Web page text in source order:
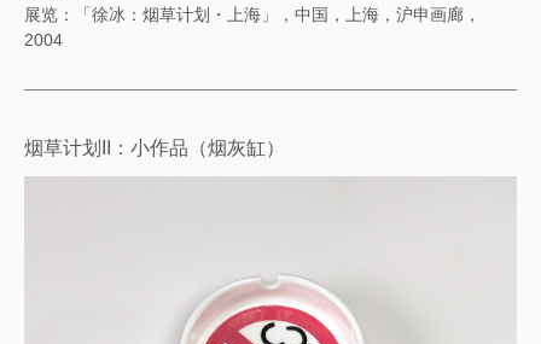
展览：「徐冰：烟草计划・上海」，中国，上海，沪申画廊，
2004
烟草计划II：小作品（烟灰缸）